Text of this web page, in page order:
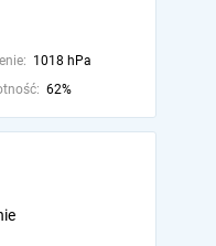
1018 hPa
62%